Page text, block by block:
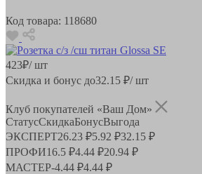
Код товара: 118680
423₽/ шт
Скидка и бонус до32.15 ₽/ шт
Клуб покупателей «Ваш Дом»
СтатусСкидкаБонусВыгода
ЭКСПЕРТ26.23 ₽5.92 ₽32.15 ₽
ПРОФИ16.5 ₽4.44 ₽20.94 ₽
МАСТЕР-4.44 ₽4.44 ₽